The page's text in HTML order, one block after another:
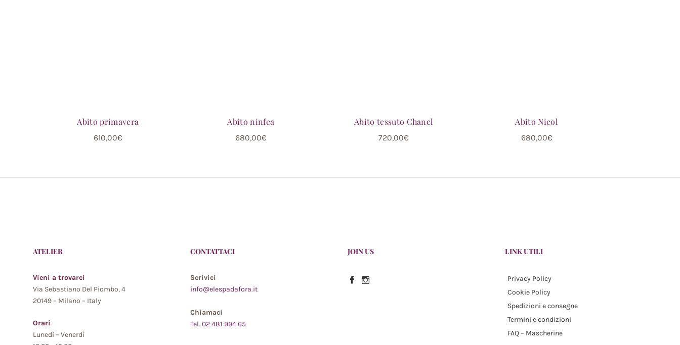
Abito primavera
610,00€
Abito ninfea
680,00€
Abito tessuto Chanel
720,00€
Abito Nicol
680,00€
ATELIER
Vieni a trovarci
Via Sebastiano Del Piombo, 4
20149 – Milano – Italy
Orari
Lunedì – Venerdì
CONTATTACI
Scrivici
info@elespadafora.it
Chiamaci
Tel. 02 481 994 65
JOIN US
Facebook
Instagram
LINK UTILI
Privacy Policy
Cookie Policy
Spedizioni e consegne
Termini e condizioni
FAQ – Mascherine